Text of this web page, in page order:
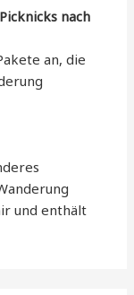
nach
an, die
und enthält